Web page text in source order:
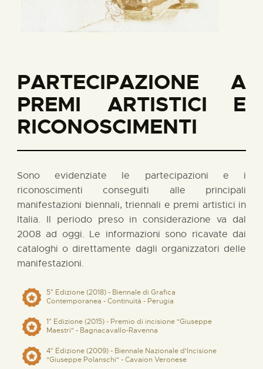
PARTECIPAZIONE A
PREMI ARTISTICI E
RICONOSCIMENTI
Sono evidenziate le partecipazioni e i
riconoscimenti conseguiti alle principali
manifestazioni biennali, triennali e premi artistici in
Italia. Il periodo preso in considerazione va dal
2008 ad oggi. Le informazioni sono ricavate dai
cataloghi o direttamente dagli organizzatori delle
manifestazioni.
5° Edizione (2018) - Biennale di Grafica
Contemporanea - Continuità - Perugia
1° Edizione (2015) - Premio di incisione "Giuseppe
Maestri" - Bagnacavallo-Ravenna
4° Edizione (2009) - Biennale Nazionale d'Incisione
"Giuseppe Polanschi" - Cavaion Veronese